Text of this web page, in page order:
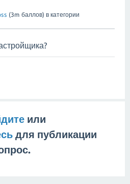
(3m баллов) в категории
или
для публикации